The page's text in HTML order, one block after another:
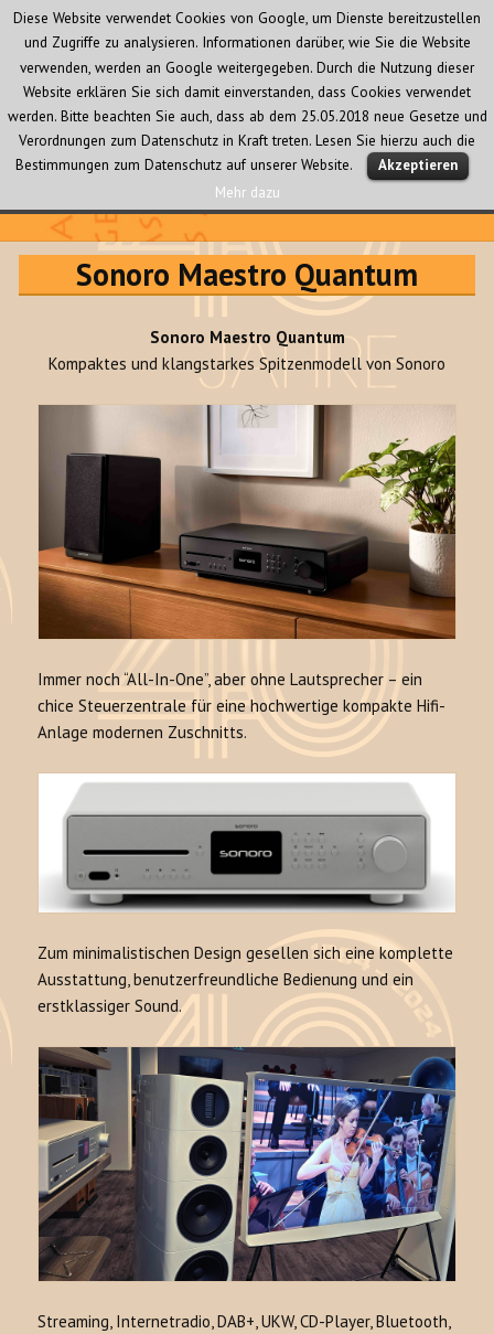
Audio Creativ
MENÜ
UND
Sonoro Maestro Quantum
Sonoro Maestro Quantum
Kompaktes und klangstarkes Spitzenmodell von Sonoro
Immer noch “All-In-One”, aber ohne Lautsprecher – ein
chice Steuerzentrale für eine hochwertige kompakte Hifi-
Anlage modernen Zuschnitts.
Zum minimalistischen Design gesellen sich eine komplette
Ausstattung, benutzerfreundliche Bedienung und ein
erstklassiger Sound.
Streaming, Internetradio, DAB+, UKW, CD-Player, Bluetooth,
Diese Website verwendet Cookies von Google, um Dienste bereitzustellen
und Zugriffe zu analysieren. Informationen darüber, wie Sie die Website
verwenden, werden an Google weitergegeben. Durch die Nutzung dieser
Website erklären Sie sich damit einverstanden, dass Cookies verwendet
werden. Bitte beachten Sie auch, dass ab dem 25.05.2018 neue Gesetze und
Verordnungen zum Datenschutz in Kraft treten. Lesen Sie hierzu auch die
Bestimmungen zum Datenschutz auf unserer Website.
Akzeptieren
Mehr dazu